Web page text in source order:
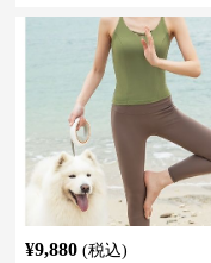
¥9,880 (税込)